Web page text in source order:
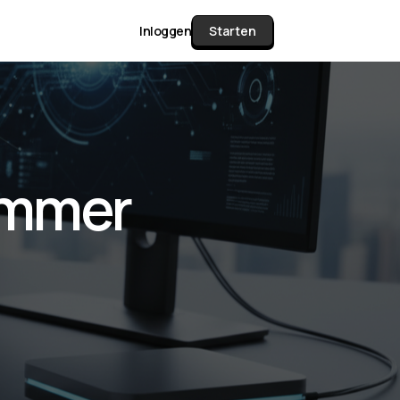
Matrix
alle pakketten en mogelijkheden
documenten verzamelen en facturen
tot controleren, boeken, bank
Inloggen Starten